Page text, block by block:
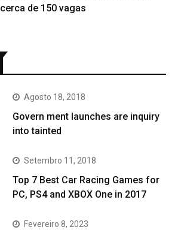
cerca de 150 vagas
Agosto 18, 2018
Govern ment launches are inquiry
into tainted
Setembro 11, 2018
Top 7 Best Car Racing Games for
PC, PS4 and XBOX One in 2017
Fevereiro 8, 2023